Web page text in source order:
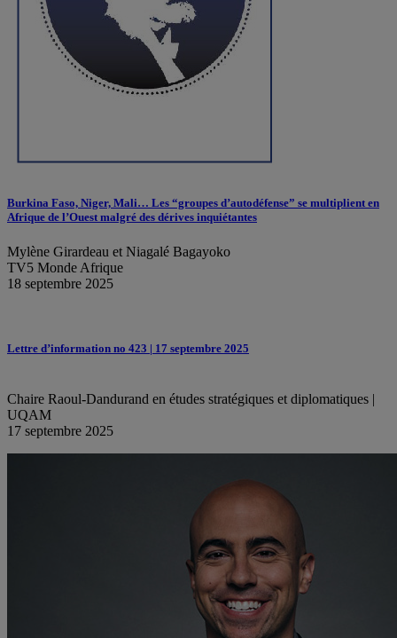
Burkina Faso, Niger, Mali… Les “groupes d’autodéfense” se multiplient en
Afrique de l’Ouest malgré des dérives inquiétantes
Mylène Girardeau et Niagalé Bagayoko
TV5 Monde Afrique
18 septembre 2025
Lettre d’information no 423 | 17 septembre 2025
Chaire Raoul-Dandurand en études stratégiques et diplomatiques |
UQAM
17 septembre 2025